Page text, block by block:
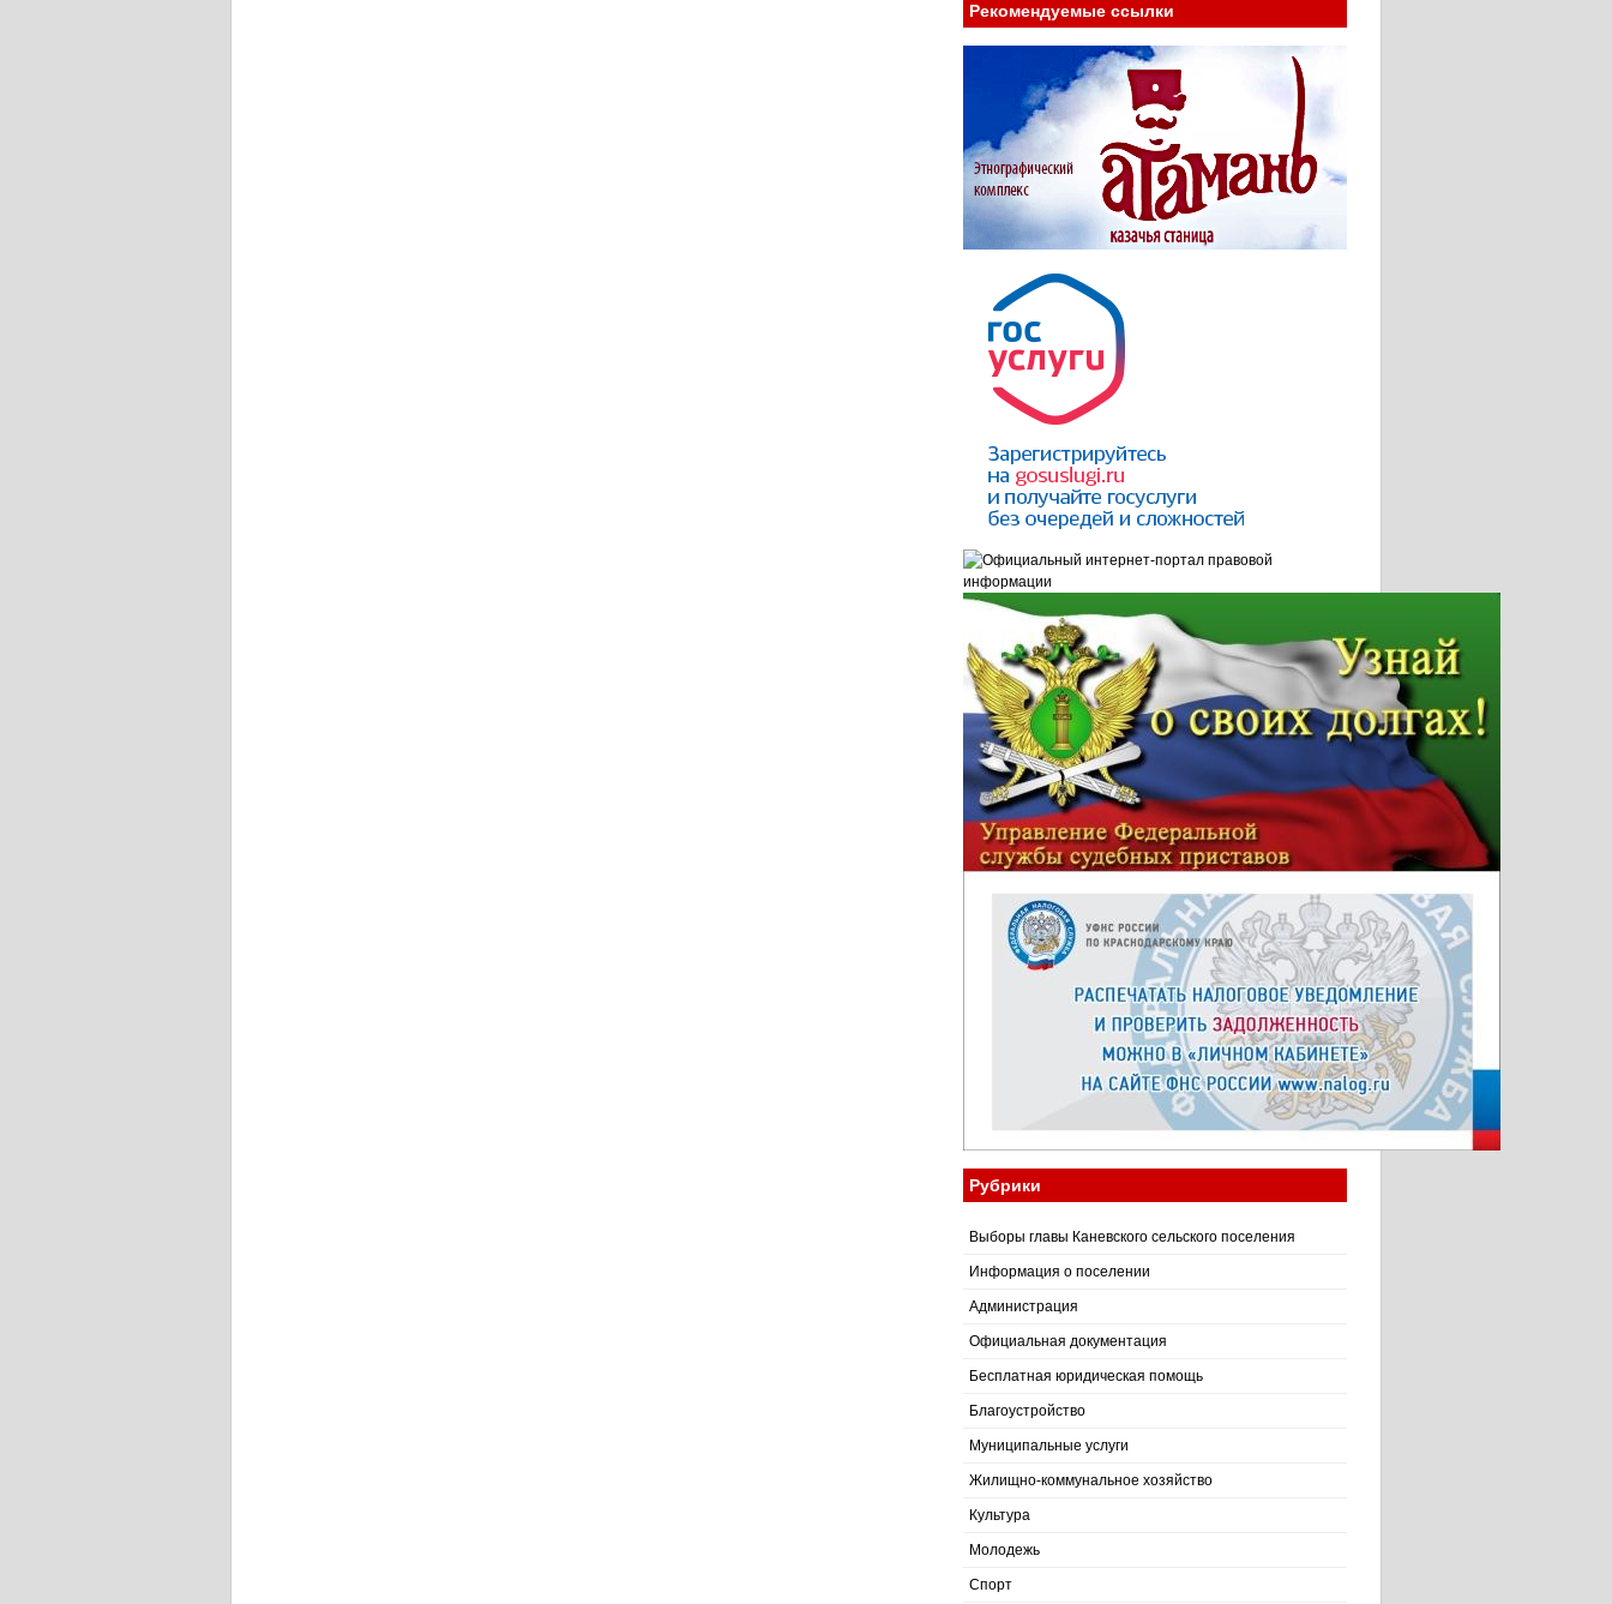
Рекомендуемые ссылки
Рубрики
Выборы главы Каневского сельского поселения
Информация о поселении
Администрация
Официальная документация
Бесплатная юридическая помощь
Благоустройство
Муниципальные услуги
Жилищно-коммунальное хозяйство
Культура
Молодежь
Спорт